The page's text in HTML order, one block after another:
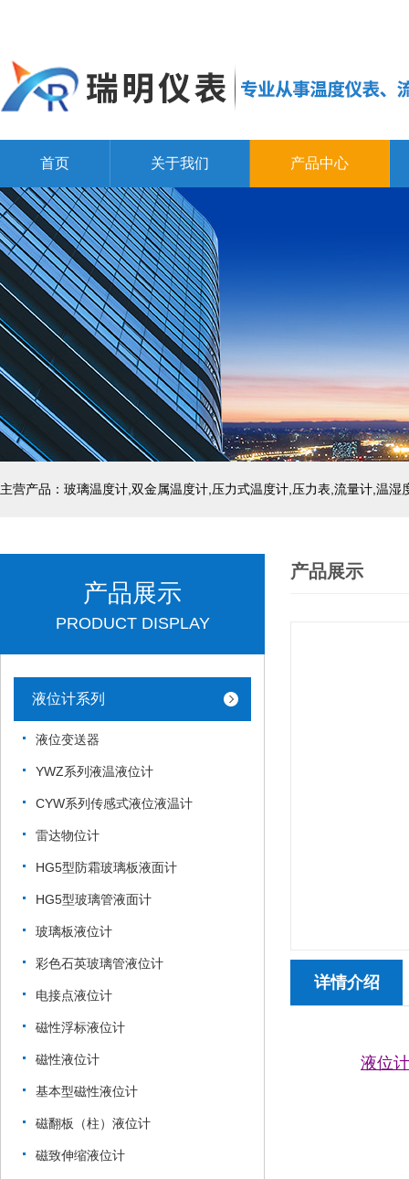
首页 关于我们 产品中心
产品展示
PRODUCT DISPLAY
液位计系列
液位变送器
YWZ系列液温液位计
CYW系列传感式液位液温计
雷达物位计
HG5型防霜玻璃板液面计
HG5型玻璃管液面计
玻璃板液位计
彩色石英玻璃管液位计
电接点液位计
磁性浮标液位计
磁性液位计
基本型磁性液位计
磁翻板（柱）液位计
磁致伸缩液位计
产品展示
详情介绍
液位